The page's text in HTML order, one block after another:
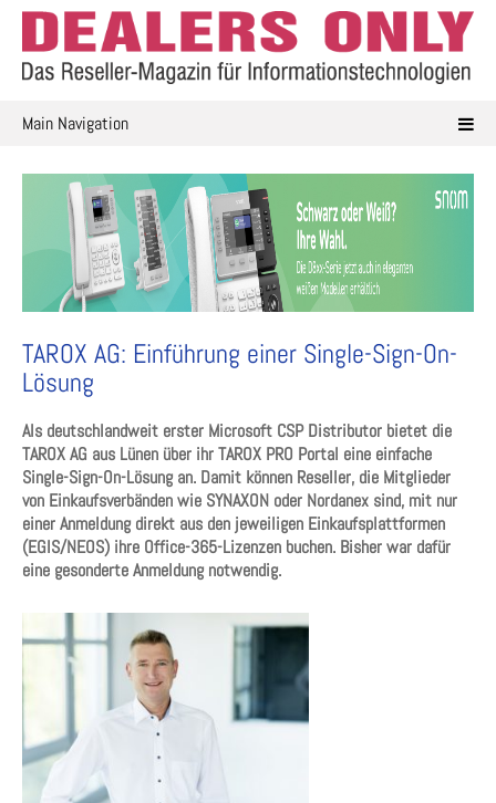
Skip
content
Main Navigation
TAROX AG: Einführung einer Single-Sign-On-
Lösung
Als deutschlandweit erster Microsoft CSP Distributor bietet die
TAROX AG aus Lünen über ihr TAROX PRO Portal eine einfache
Single-Sign-On-Lösung an. Damit können Reseller, die Mitglieder
von Einkaufsverbänden wie SYNAXON oder Nordanex sind, mit nur
einer Anmeldung direkt aus den jeweiligen Einkaufsplattformen
(EGIS/NEOS) ihre Office-365-Lizenzen buchen. Bisher war dafür
eine gesonderte Anmeldung notwendig.